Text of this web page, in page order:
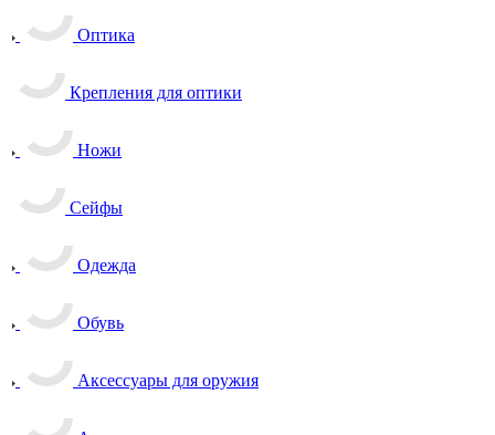
Оптика
Крепления для оптики
Ножи
Сейфы
Одежда
Обувь
Аксессуары для оружия